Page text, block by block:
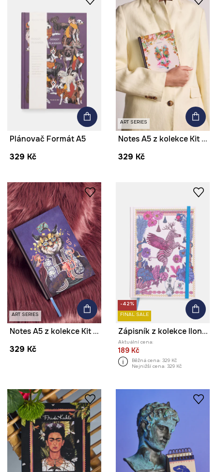
Plánovač Formát A5
329 Kč
ART SERIES
Notes A5 z kolekce Kit Mizeres x Medicine
329 Kč
ART SERIES
Notes A5 z kolekce Kit Mizeres x Medicine
329 Kč
-42%
FINAL SALE
Zápisník z kolekce Ilona Tambor x Medicine
Aktuální cena:
189 Kč
Běžná cena: 329 Kč
Nejnižší cena: 329 Kč